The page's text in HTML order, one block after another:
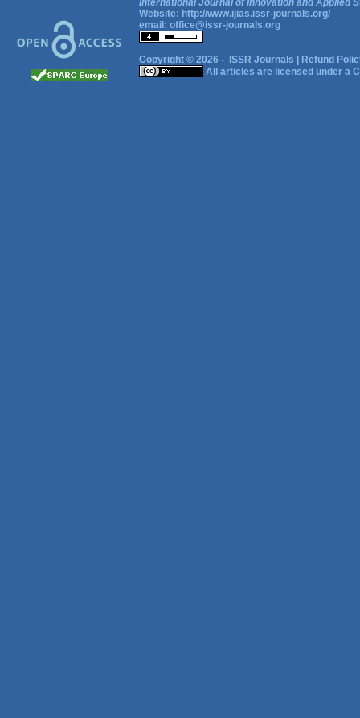
International Journal of Innovation and Applied
Website: http://www.ijias.issr-journals.org/
email: office@issr-journals.org
Copyright © 2026 - ISSR Journals
Refund
All articles are licensed under a